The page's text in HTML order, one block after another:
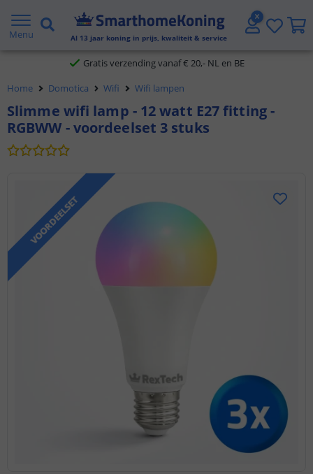
Menu Al 13 jaar koning in prijs, kwaliteit & service
2 jaar garantie
Gratis verzending vanaf € 20,- NL en BE
Klantbeoordeling 9.1
Voor 23:45 uur besteld,morgen in huis
Home Domotica Wifi Wifi lampen
Slimme wifi lamp - 12 watt E27 fitting -
RGBWW - voordeelset 3 stuks
VOORDEELSET